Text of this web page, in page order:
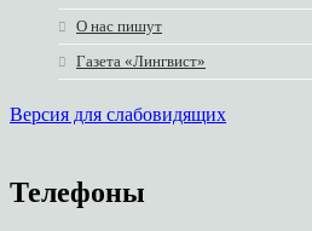
О нас пишут
Газета «Лингвист»
Версия для слабовидящих
Телефоны